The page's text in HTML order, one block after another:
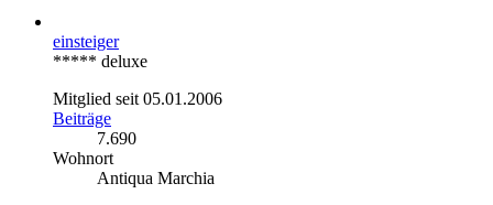
einsteiger
***** deluxe
Mitglied seit 05.01.2006
Beiträge
7.690
Wohnort
Antiqua Marchia